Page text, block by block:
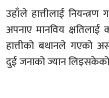
उहाँले हात्तीलाई नियन्त्रण
अपनाए मानविय
हात्तीको बथानले गएको
दुई जनाको ज्यान